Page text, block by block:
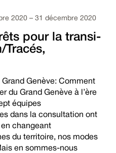
pour la tran­si­
Tracés,
2020 – 31 décembre 2020
Genève: Comment
du Grand Genève à l’ère
équipes
dans la consultation ont
en changeant
du territoire, nos modes
en sommes-nous